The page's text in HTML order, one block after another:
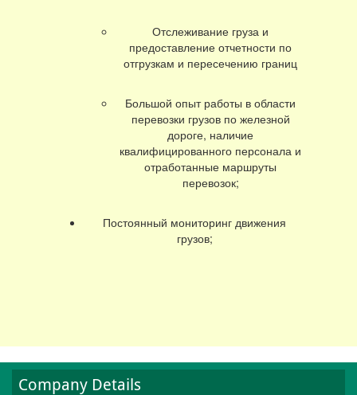
Отслеживание груза и
предоставление отчетности по
отгрузкам и пересечению границ
Большой опыт работы в области
перевозки грузов по железной
дороге, наличие
квалифицированного персонала и
отработанные маршруты
перевозок;
Постоянный мониторинг движения
грузов;
Company Details